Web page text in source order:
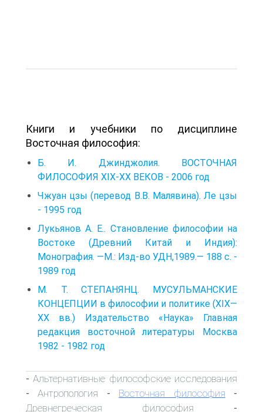
Книги и учебники по дисциплине
Восточная философия:
Б. И. Джинджолия. ВОСТОЧНАЯ
ФИЛОСОФИЯ XIX-XX ВЕКОВ - 2006 год
Чжуан цзы (перевод В.В. Малявина). Ле цзы
- 1995 год
Лукьянов А. Е.. Становление философии на
Востоке (Древний Китай и Индия):
Монография. —М.: Изд-во УДН,1989.— 188 с. -
1989 год
М. Т. СТЕПАНЯНЦ. МУСУЛЬМАНСКИЕ
КОНЦЕПЦИИ в философии и политике (XIX—
XX вв.) Издательство «Наука» Главная
редакция восточной литературы Москва
1982 - 1982 год
-Альтернативные философские исследования
-Антропология - Восточная философия -
Древнегреческая философия -